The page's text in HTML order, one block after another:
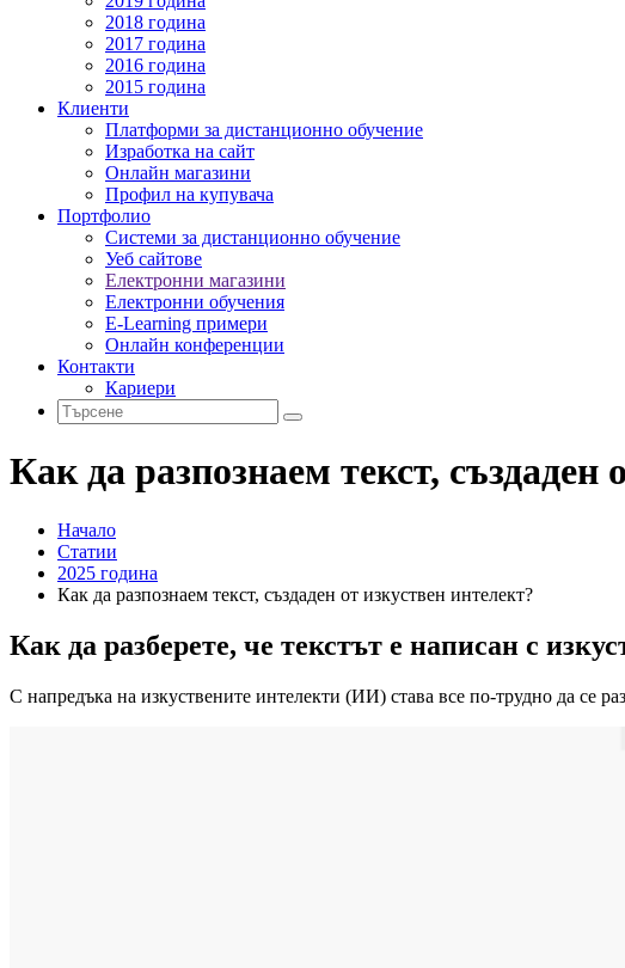
2018 година
2017 година
2016 година
2015 година
Клиенти
Платформи за дистанционно обучение
Изработка на сайт
Онлайн магазини
Профил на купувача
Портфолио
Системи за дистанционно обучение
Уеб сайтове
Електронни магазини
Електронни обучения
E-Learning примери
Онлайн конференции
Контакти
Кариери
Как да разпознаем текст, създаден
Начало
Статии
2025 година
Как да разпознаем текст, създаден от изкуствен интелект?
Как да разберете, че текстът е написан с
С напредъка на изкуствените интелекти (ИИ) става все по-трудно да се